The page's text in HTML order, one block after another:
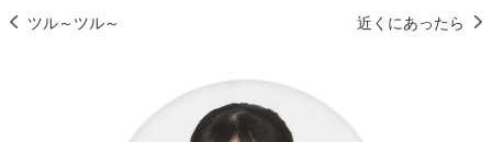
ツル～ツル～ 近くにあったら